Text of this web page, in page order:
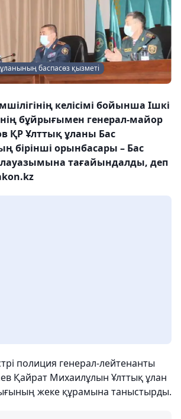
баспасөз қызметі
келісімі бойынша Ішкі
бұйрығымен генерал-майор
ҚР Ұлттық ұланы Бас
бірінші орынбасары – Бас
тағайындалды, деп
полиция генерал-лейтенанты
Қайрат Михаилұлын Ұлттық ұлан
жеке құрамына таныстырды.